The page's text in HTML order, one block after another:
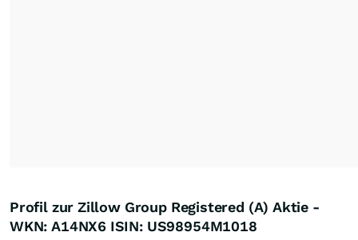
Profil zur Zillow Group Registered (A) Aktie -
WKN: A14NX6 ISIN: US98954M1018